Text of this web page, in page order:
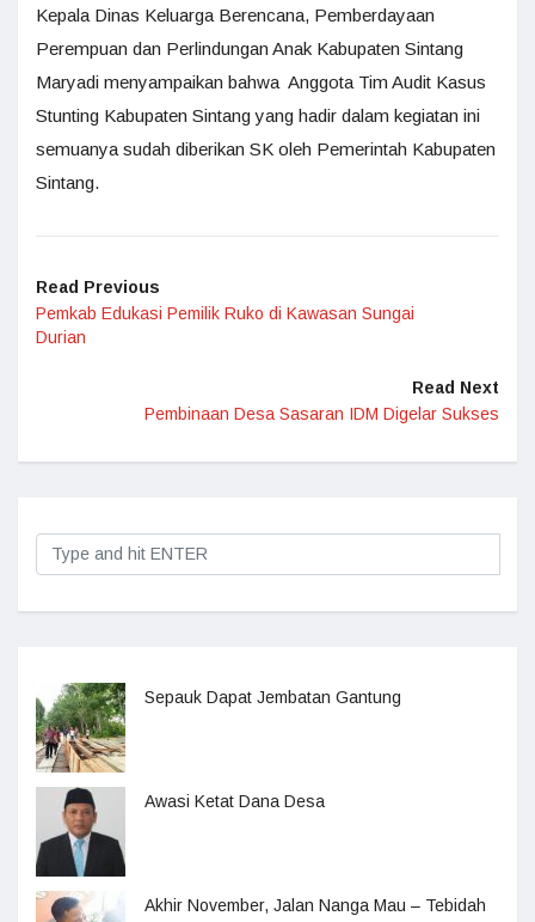
Kepala Dinas Keluarga Berencana, Pemberdayaan
Perempuan dan Perlindungan Anak Kabupaten Sintang
Maryadi menyampaikan bahwa Anggota Tim Audit Kasus
Stunting Kabupaten Sintang yang hadir dalam kegiatan ini
semuanya sudah diberikan SK oleh Pemerintah Kabupaten
Sintang.
Read Previous
Pemkab Edukasi Pemilik Ruko di Kawasan Sungai
Durian
Read Next
Pembinaan Desa Sasaran IDM Digelar Sukses
Sepauk Dapat Jembatan Gantung
Awasi Ketat Dana Desa
Akhir November, Jalan Nanga Mau – Tebidah